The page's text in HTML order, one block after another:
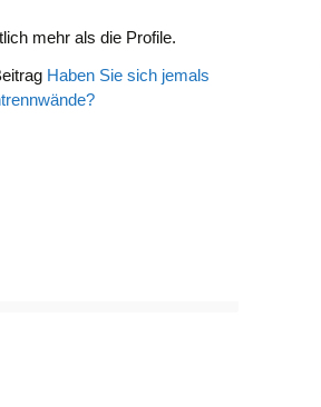
mehr als die Profile.
Haben Sie sich jemals